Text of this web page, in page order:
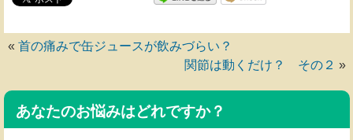
« 首の痛みで缶ジュースが飲みづらい？
関節は動くだけ？ その２ »
あなたのお悩みはどれですか？